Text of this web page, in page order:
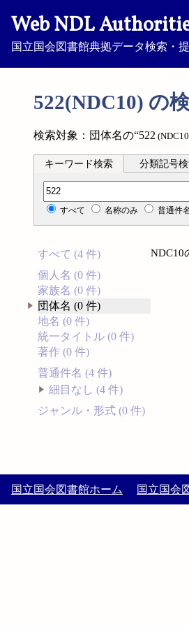
Web NDL
国立国会図書館典拠データ検索・
522(NDC10) の
検索対象：団体名の“522
キーワード検索 分類記号
分類記号検索
すべて 名称のみ 普通件
すべて (4 件)
個人名 (0 件)
家族名 (0 件)
団体名 (0 件)
地名 (0 件)
統一タイトル (0 件)
著作 (0 件)
普通件名 (4 件)
細目なし (4 件)
ジャンル・形式 (0 件)
NDC10
国立国会図書館ホーム 国立国会